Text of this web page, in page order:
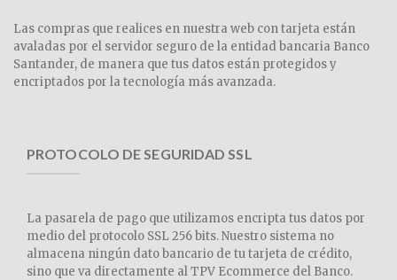
Las compras que realices en nuestra web con tarjeta están
avaladas por el servidor seguro de la entidad bancaria Banco
Santander, de manera que tus datos están protegidos y
encriptados por la tecnología más avanzada.
PROTOCOLO DE SEGURIDAD SSL
La pasarela de pago que utilizamos encripta tus datos por
medio del protocolo SSL 256 bits. Nuestro sistema no
almacena ningún dato bancario de tu tarjeta de crédito,
sino que va directamente al TPV Ecommerce del Banco.